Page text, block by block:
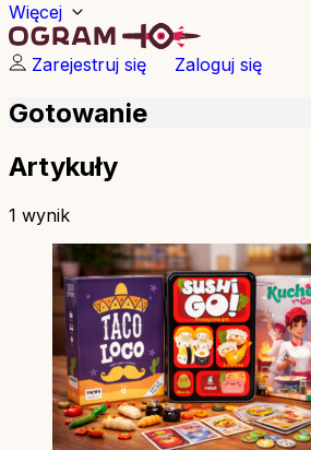
Więcej
Zarejestruj się Zaloguj się
Gotowanie
Artykuły
1 wynik